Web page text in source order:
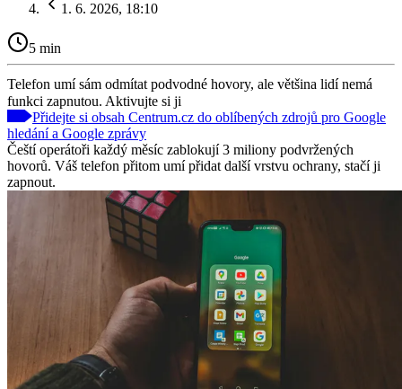
1. 6. 2026, 18:10
5 min
Telefon umí sám odmítat podvodné hovory, ale většina lidí nemá
funkci zapnutou. Aktivujte si ji
Přidejte si obsah Centrum.cz do oblíbených zdrojů pro Google
hledání a Google zprávy
Čeští operátoři každý měsíc zablokují 3 miliony podvržených
hovorů. Váš telefon přitom umí přidat další vrstvu ochrany, stačí ji
zapnout.